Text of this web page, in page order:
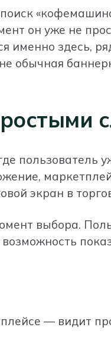
он уже не
именно здесь,
обычная
пользователь
экран в
выбора.
— видит